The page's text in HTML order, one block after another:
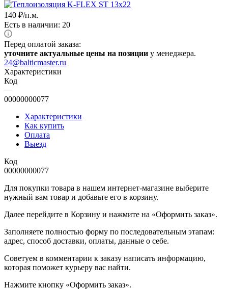
140 ₽/п.м.
Есть в наличии: 20
Перед оплатой заказа:
уточните актуальные цены на позиции у менеджера.
24@balticmaster.ru
Характеристики
Код
—
00000000077
Характеристики
Как купить
Оплата
Выезд
Код
00000000077
Для покупки товара в нашем интернет-магазине выберите
нужный вам товар и добавьте его в корзину.
Далее перейдите в Корзину и нажмите на «Оформить заказ».
​​​​​​​Заполняете полностью форму по последовательным этапам:
адрес, способ доставки, оплаты, данные о себе.
​​​​​​​Советуем в комментарии к заказу написать информацию,
которая поможет курьеру вас найти.
​​​​​​​Нажмите кнопку «Оформить заказ».